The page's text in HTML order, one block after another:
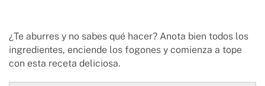
¿Te aburres y no sabes qué hacer? Anota bien todos los
ingredientes, enciende los fogones y comienza a tope
con esta receta deliciosa.